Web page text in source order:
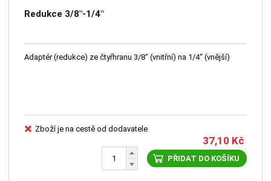
Redukce 3/8"-1/4"
Adaptér (redukce) ze čtyřhranu 3/8“ (vnitřní) na 1/4“ (vnější)
Zboží je na cestě od dodavatele
37,10 Kč
PŘIDAT DO KOŠÍKU